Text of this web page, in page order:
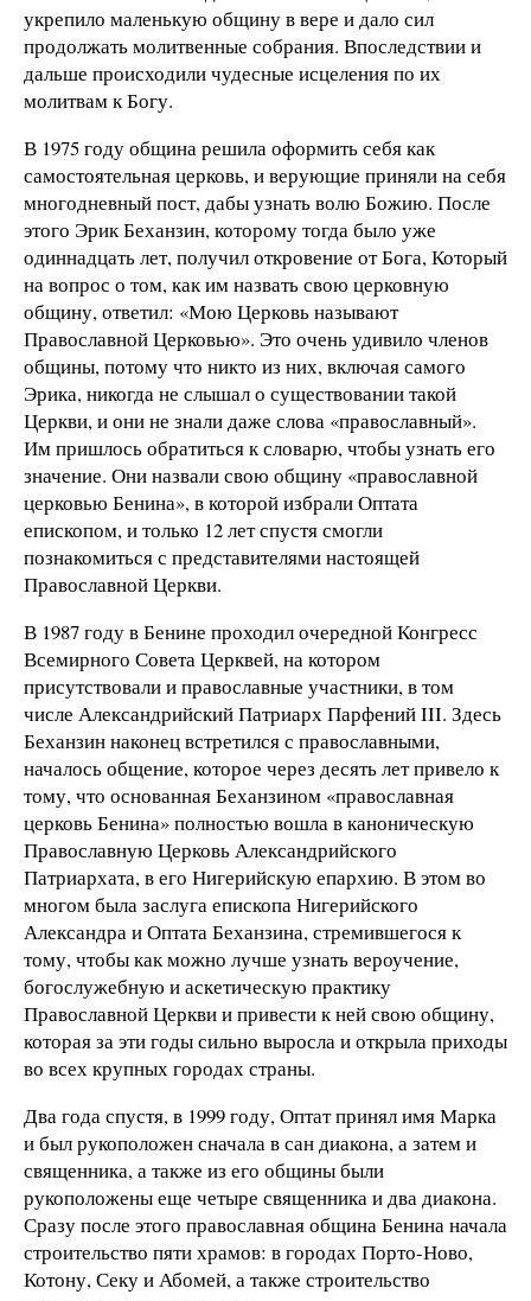
укрепило маленькую общину в вере и дало сил
продолжать молитвенные собрания. Впоследствии и
дальше происходили чудесные исцеления по их
молитвам к Богу.
В 1975 году община решила оформить себя как
самостоятельная церковь, и верующие приняли на себя
многодневный пост, дабы узнать волю Божию. После
этого Эрик Беханзин, которому тогда было уже
одиннадцать лет, получил откровение от Бога, Который
на вопрос о том, как им назвать свою церковную
общину, ответил: «Мою Церковь называют
Православной Церковью». Это очень удивило членов
общины, потому что никто из них, включая самого
Эрика, никогда не слышал о существовании такой
Церкви, и они не знали даже слова «православный».
Им пришлось обратиться к словарю, чтобы узнать его
значение. Они назвали свою общину «православной
церковью Бенина», в которой избрали Оптата
епископом, и только 12 лет спустя смогли
познакомиться с представителями настоящей
Православной Церкви.
В 1987 году в Бенине проходил очередной Конгресс
Всемирного Совета Церквей, на котором
присутствовали и православные участники, в том
числе Александрийский Патриарх Парфений III. Здесь
Беханзин наконец встретился с православными,
началось общение, которое через десять лет привело к
тому, что основанная Беханзином «православная
церковь Бенина» полностью вошла в каноническую
Православную Церковь Александрийского
Патриархата, в его Нигерийскую епархию. В этом во
многом была заслуга епископа Нигерийского
Александра и Оптата Беханзина, стремившегося к
тому, чтобы как можно лучше узнать вероучение,
богослужебную и аскетическую практику
Православной Церкви и привести к ней свою общину,
которая за эти годы сильно выросла и открыла приходы
во всех крупных городах страны.
Два года спустя, в 1999 году, Оптат принял имя Марка
и был рукоположен сначала в сан диакона, а затем и
священника, а также из его общины были
рукоположены еще четыре священника и два диакона.
Сразу после этого православная община Бенина начала
строительство пяти храмов: в городах Порто-Ново,
Котону, Секу и Абомей, а также строительство